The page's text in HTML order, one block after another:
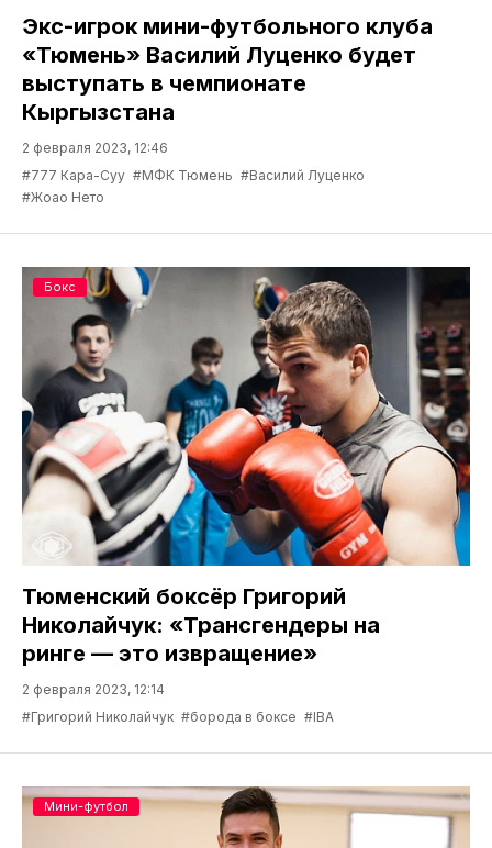
Экс-игрок мини-футбольного клуба
«Тюмень» Василий Луценко будет
выступать в чемпионате
Кыргызстана
2 февраля 2023, 12:46
#777 Кара-Суу #МФК Тюмень #Василий Луценко
#Жоао Нето
Тюменский боксёр Григорий
Николайчук: «Трансгендеры на
ринге — это извращение»
2 февраля 2023, 12:14
#Григорий Николайчук #борода в боксе #IBA
Бокс
Мини-футбол